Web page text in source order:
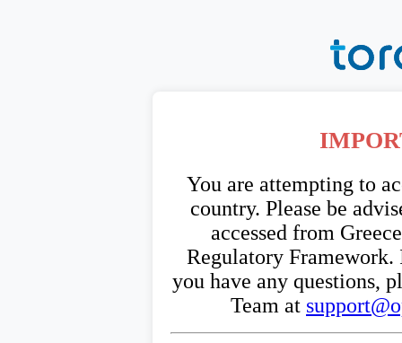
You are attempting to
country. Please be
accessed from
Regulatory
you have any questions,
Team at